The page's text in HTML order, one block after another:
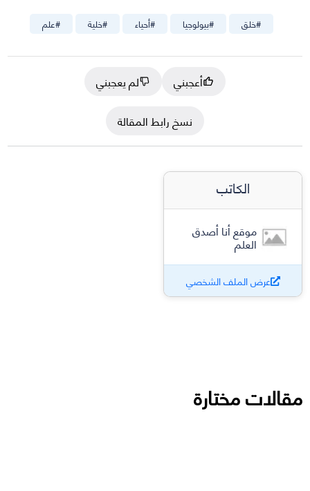
#علم #خلية #أحياء #بيولوجيا #خلق
أعجبني
لم يعجبني
نسخ رابط المقالة
الكاتب
موقع أنا أصدق
العلم
عرض الملف الشخصي
مقالات مختارة